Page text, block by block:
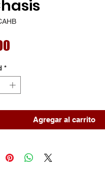
*
Agregar al carrito